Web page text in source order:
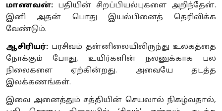
மாணவன்: பதியின் சிறப்பியல்புகளை அறிந்தேன்.
இனி அதன் பொது இயல்பினைத் தெரிவிக்க
வேண்டும்.
ஆசிரியர்: பரசிவம் தன்னிலையிலிருந்து உலகத்தை
நோக்கும் போது, உயிர்களின் நலனுக்காக பல
நிலைகளை ஏற்கின்றது. அவையே தடத்த
இலக்கணங்கள்.
இவை அனைத்தும் சத்தியின் செயலால் நிகழ்வதால்,